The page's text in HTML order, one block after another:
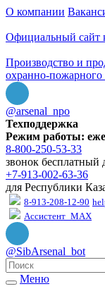
О компании
Официальный сайт
Производство и
охранно-пожарного
@arsenal_npo
Техподдержка
Режим работы:
8-800-250-53-33
звонок бесплатный
+7-913-002-63-36
для Республики
8-913-208-12-90
Ассистент_MAX
@SibArsenal_bot
Меню